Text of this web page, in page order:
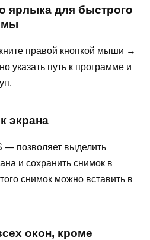
ярлыка для быстрого
правой кнопкой мыши →
указать путь к программе и
экрана
— позволяет выделить
и сохранить снимок в
снимок можно вставить в
окон, кроме